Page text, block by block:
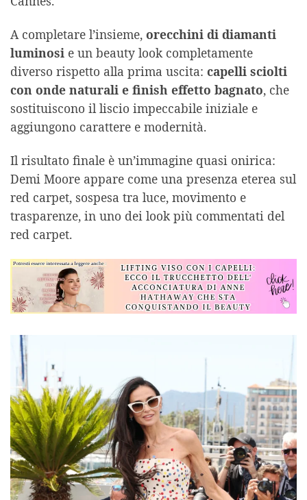
A completare l’insieme, orecchini di diamanti
luminosi e un beauty look completamente
diverso rispetto alla prima uscita: capelli sciolti
con onde naturali e finish effetto bagnato, che
sostituiscono il liscio impeccabile iniziale e
aggiungono carattere e modernità.
Il risultato finale è un’immagine quasi onirica:
Demi Moore appare come una presenza eterea sul
red carpet, sospesa tra luce, movimento e
trasparenze, in uno dei look più commentati del
red carpet.